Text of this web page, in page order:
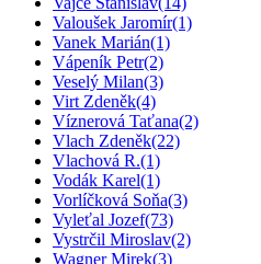
Valoušek Jaromír(1)
Vanek Marián(1)
Vápeník Petr(2)
Veselý Milan(3)
Virt Zdeněk(4)
Víznerová Taťana(2)
Vlach Zdeněk(22)
Vlachová R.(1)
Vodák Karel(1)
Vorlíčková Soňa(3)
Vyleťal Jozef(73)
Vystrčil Miroslav(2)
Wagner Mirek(3)